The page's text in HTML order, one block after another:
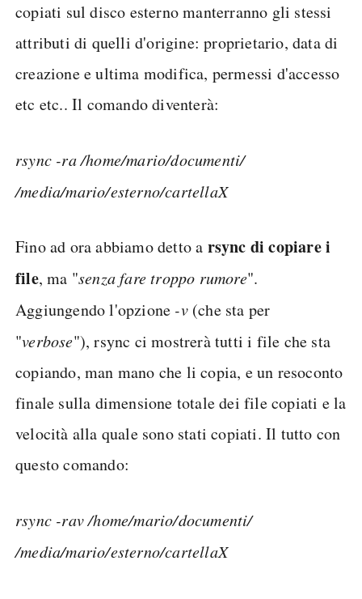
copiati sul disco esterno manterranno gli stessi
attributi di quelli d'origine: proprietario, data di
creazione e ultima modifica, permessi d'accesso
etc etc.. Il comando diventerà:
rsync -ra /home/mario/documenti/
/media/mario/esterno/cartellaX
Fino ad ora abbiamo detto a rsync di copiare i
file, ma "senza fare troppo rumore".
Aggiungendo l'opzione -v(che sta per
"verbose"), rsync ci mostrerà tutti i file che sta
copiando, man mano che li copia, e un resoconto
finale sulla dimensione totale dei file copiati e la
velocità alla quale sono stati copiati. Il tutto con
questo comando:
rsync -rav /home/mario/documenti/
/media/mario/esterno/cartellaX